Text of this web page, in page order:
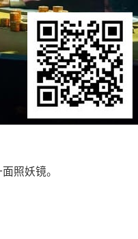
照妖镜。